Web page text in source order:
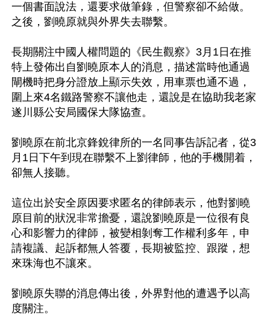
一個書面說法，還要求做筆錄，但警察卻不給做。
之後，劉曉原就與外界失去聯繫。
長期關注中國人權問題的《民生觀察》3月1日在推
特上發佈出自劉曉原本人的消息，描述當時他通過
閘機時把身分證放上顯示失效，用車票也通不過，
圍上來4名鐵路警察不讓他走，還說是在協助我老家
遂川縣公安局國保大隊協查。
劉曉原在前北京鋒銳律所的一名同事告訴記者，從3
月1日下午到現在聯繫不上劉律師，他的手機開着，
卻無人接聽。
這位出於安全原因要求匿名的律師表示，他對劉曉
原目前的狀況非常擔憂，還說劉曉原是一位很有良
心和影響力的律師，被變相剝奪工作權利多年，申
請複議、起訴都無人答覆，長期被監控、跟蹤，想
來珠海也不讓來。
劉曉原失聯的消息傳出後，外界對他的遭遇予以高
度關注。